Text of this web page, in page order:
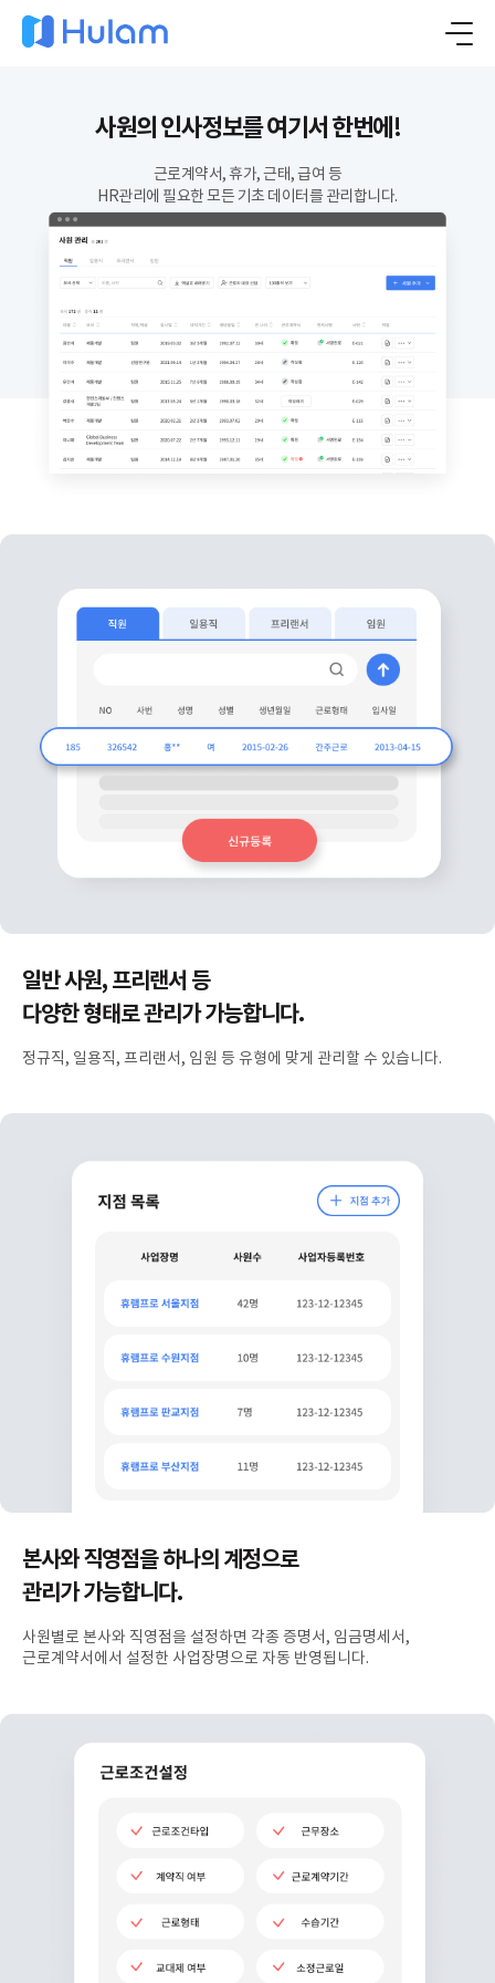
사원의 인사정보를 여기서 한번에!
근로계약서, 휴가, 근태, 급여 등
HR관리에 필요한 모든 기초 데이터를 관리합니다.
일반 사원, 프리랜서 등
다양한 형태로 관리가 가능합니다.
정규직, 일용직, 프리랜서, 임원 등 유형에 맞게 관리할 수 있습니다.
본사와 직영점을 하나의 계정으로
관리가 가능합니다.
사원별로 본사와 직영점을 설정하면 각종 증명서, 임금명세서,
근로계약서에서 설정한 사업장명으로 자동 반영됩니다.